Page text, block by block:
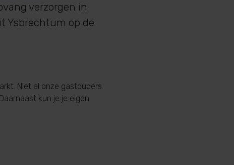
verzorgen in
Ysbrechtum op de
Niet al onze gastouders
kun je je eigen